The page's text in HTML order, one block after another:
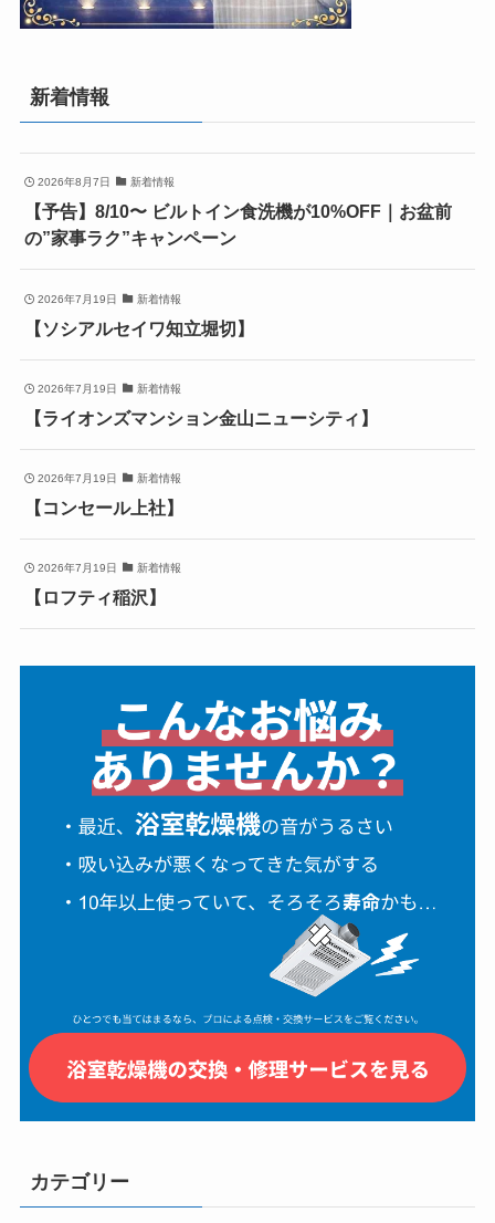
新着情報
2026年8月7日 新着情報
【予告】8/10〜 ビルトイン食洗機が10%OFF｜お盆前
の”家事ラク”キャンペーン
2026年7月19日 新着情報
【ソシアルセイワ知立堀切】
2026年7月19日 新着情報
【ライオンズマンション金山ニューシティ】
2026年7月19日 新着情報
【コンセール上社】
2026年7月19日 新着情報
【ロフティ稲沢】
カテゴリー